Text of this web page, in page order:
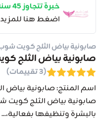
خبرة تتجاوز 45 سنة في خدمتكم
اضغط هنا
صابونية بياض الثلج كويت
صابونية بياض الثلج
(3 تقييمات)
اسم المنتج: صابونية
صابونية بياض الثلج كويت
بالبشرة وتنظيفها بفعالية،...